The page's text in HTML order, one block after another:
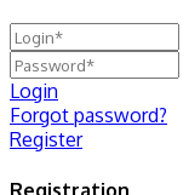
Login
Forgot password?
Register
Registration